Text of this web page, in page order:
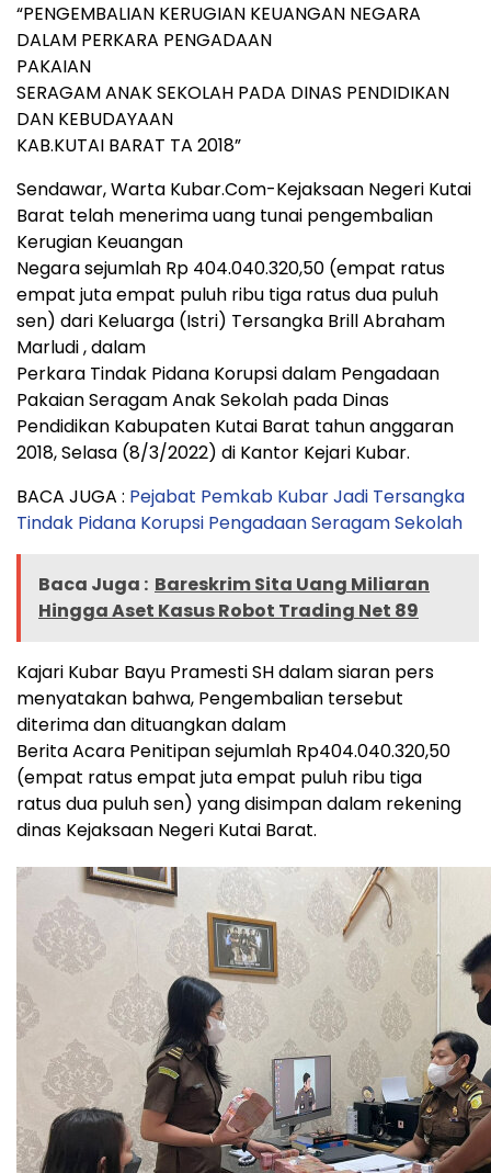
“PENGEMBALIAN KERUGIAN KEUANGAN NEGARA
DALAM PERKARA PENGADAAN
PAKAIAN
SERAGAM ANAK SEKOLAH PADA DINAS PENDIDIKAN
DAN KEBUDAYAAN
KAB.KUTAI BARAT TA 2018”
Sendawar, Warta Kubar.Com-Kejaksaan Negeri Kutai
Barat telah menerima uang tunai pengembalian
Kerugian Keuangan
Negara sejumlah Rp 404.040.320,50 (empat ratus
empat juta empat puluh ribu tiga ratus dua puluh
sen) dari Keluarga (Istri) Tersangka Brill Abraham
Marludi , dalam
Perkara Tindak Pidana Korupsi dalam Pengadaan
Pakaian Seragam Anak Sekolah pada Dinas
Pendidikan Kabupaten Kutai Barat tahun anggaran
2018, Selasa (8/3/2022) di Kantor Kejari Kubar.
BACA JUGA : Pejabat Pemkab Kubar Jadi Tersangka
Tindak Pidana Korupsi Pengadaan Seragam Sekolah
Baca Juga : Bareskrim Sita Uang Miliaran
Hingga Aset Kasus Robot Trading Net 89
Kajari Kubar Bayu Pramesti SH dalam siaran pers
menyatakan bahwa, Pengembalian tersebut
diterima dan dituangkan dalam
Berita Acara Penitipan sejumlah Rp404.040.320,50
(empat ratus empat juta empat puluh ribu tiga
ratus dua puluh sen) yang disimpan dalam rekening
dinas Kejaksaan Negeri Kutai Barat.